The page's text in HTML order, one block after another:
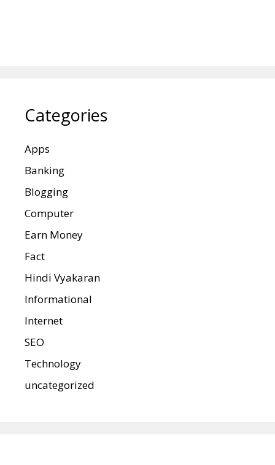
Categories
Apps
Banking
Blogging
Computer
Earn Money
Fact
Hindi Vyakaran
Informational
Internet
SEO
Technology
uncategorized